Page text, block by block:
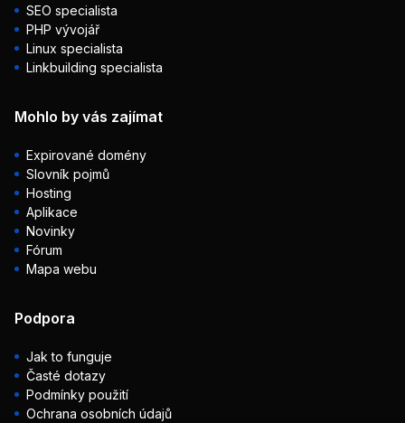
SEO specialista
PHP vývojář
Linux specialista
Linkbuilding specialista
Mohlo by vás zajímat
Expirované domény
Slovník pojmů
Hosting
Aplikace
Novinky
Fórum
Mapa webu
Podpora
Jak to funguje
Časté dotazy
Podmínky použití
Ochrana osobních údajů